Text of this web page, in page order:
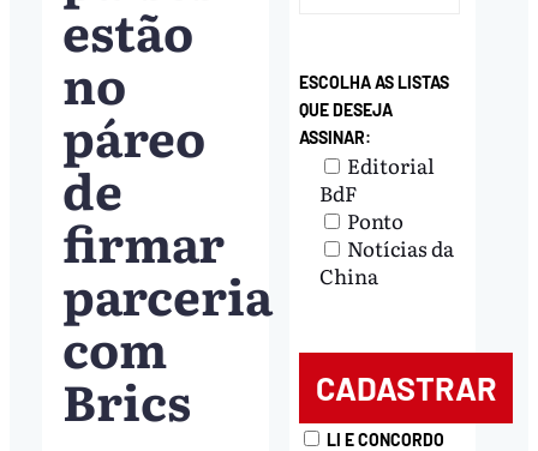
estão
no
páreo
de
firmar
parceria
com
Brics
ESCOLHA AS LISTAS
QUE DESEJA
ASSINAR:
Editorial
BdF
Ponto
Notícias da
China
LI E CONCORDO